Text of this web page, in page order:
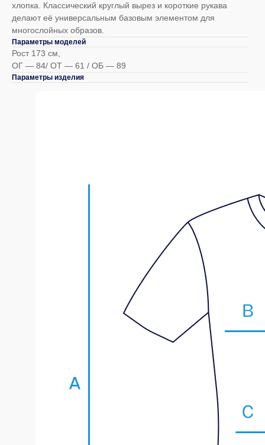
хлопка. Классический круглый вырез и короткие рукава
делают её универсальным базовым элементом для
многослойных образов.
Параметры моделей
Рост 173 см,
ОГ — 84/ ОТ — 61 / ОБ — 89
Параметры изделия